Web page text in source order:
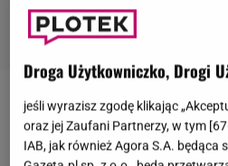
Helena Englert 8 maja
koncert, czym pochwaliła
Droga Użytkowniczko, Drogi
jeśli wyrazisz zgodę klikając
oraz jej Zaufani Partnerzy, w tym [
IAB, jak również Agora S.A. będąca